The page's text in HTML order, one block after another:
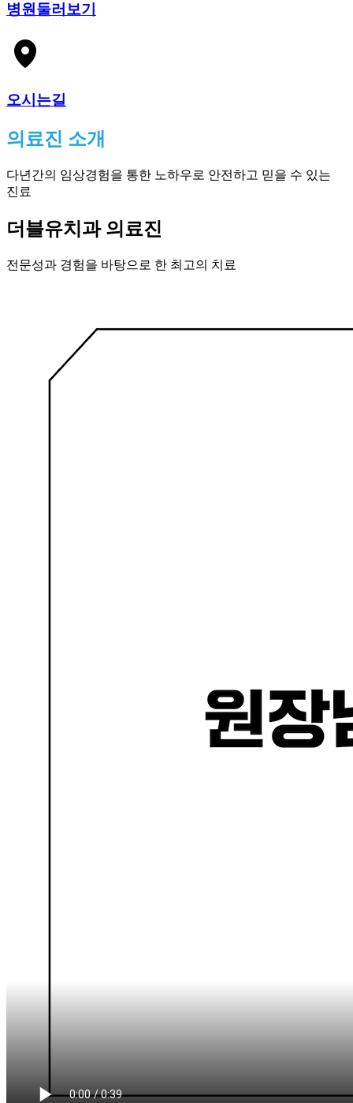
병원둘러보기
오시는길
의료진 소개
다년간의 임상경험을 통한 노하우로 안전하고 믿을 수 있는
진료
더블유치과 의료진
전문성과 경험을 바탕으로 한 최고의 치료